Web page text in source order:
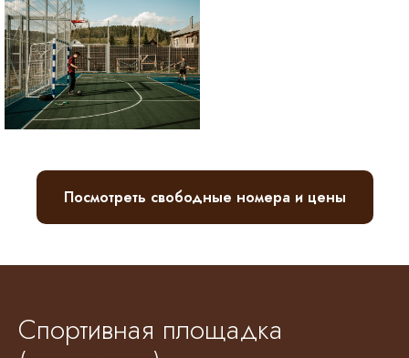
Посмотреть свободные номера и цены
Спортивная площадка